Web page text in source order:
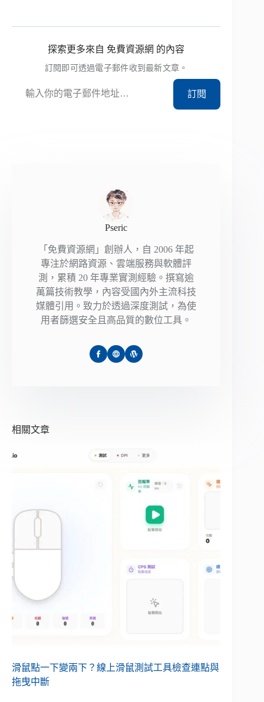
探索更多來自 免費資源網 的內容
訂閱即可透過電子郵件收到最新文章。
訂閱
Pseric
「免費資源網」創辦人，自 2006 年起
專注於網路資源、雲端服務與軟體評
測，累積 20 年專業實測經驗。撰寫逾
萬篇技術教學，內容受國內外主流科技
媒體引用。致力於透過深度測試，為使
用者篩選安全且高品質的數位工具。
相關文章
滑鼠點一下變兩下？線上滑鼠測試工具檢查連點與
拖曳中斷